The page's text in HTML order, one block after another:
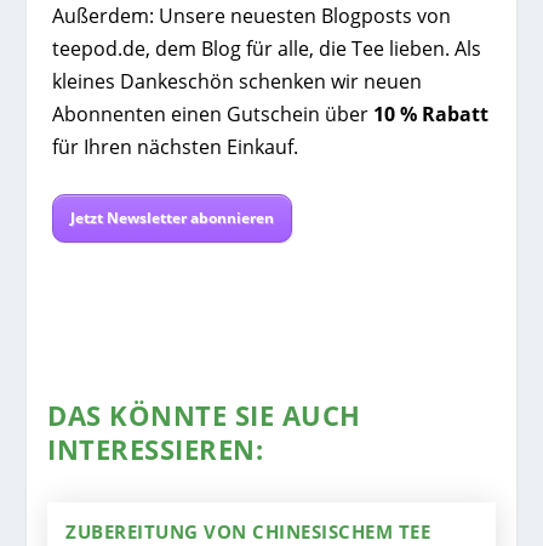
Außerdem: Unsere neuesten Blogposts von
teepod.de, dem Blog für alle, die Tee lieben. Als
kleines Dankeschön schenken wir neuen
Abonnenten einen Gutschein über 10 % Rabatt
für Ihren nächsten Einkauf.
Jetzt Newsletter abonnieren
DAS KÖNNTE SIE AUCH
INTERESSIEREN:
ZUBEREITUNG VON CHINESISCHEM TEE